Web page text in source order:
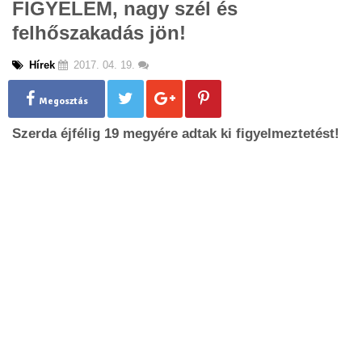
g
a
FIGYELEM, nagy szél és
felhőszakadás jön!
Hírek 2017. 04. 19.
Megosztás
Szerda éjfélig 19 megyére adtak ki figyelmeztetést!